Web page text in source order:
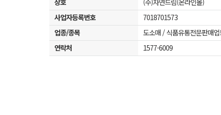
상호
(주)자연드림(온라인몰)
사업자등록번호
7018701573
업종/종목
도소매 / 식품유통전문판매
연락처
1577-6009